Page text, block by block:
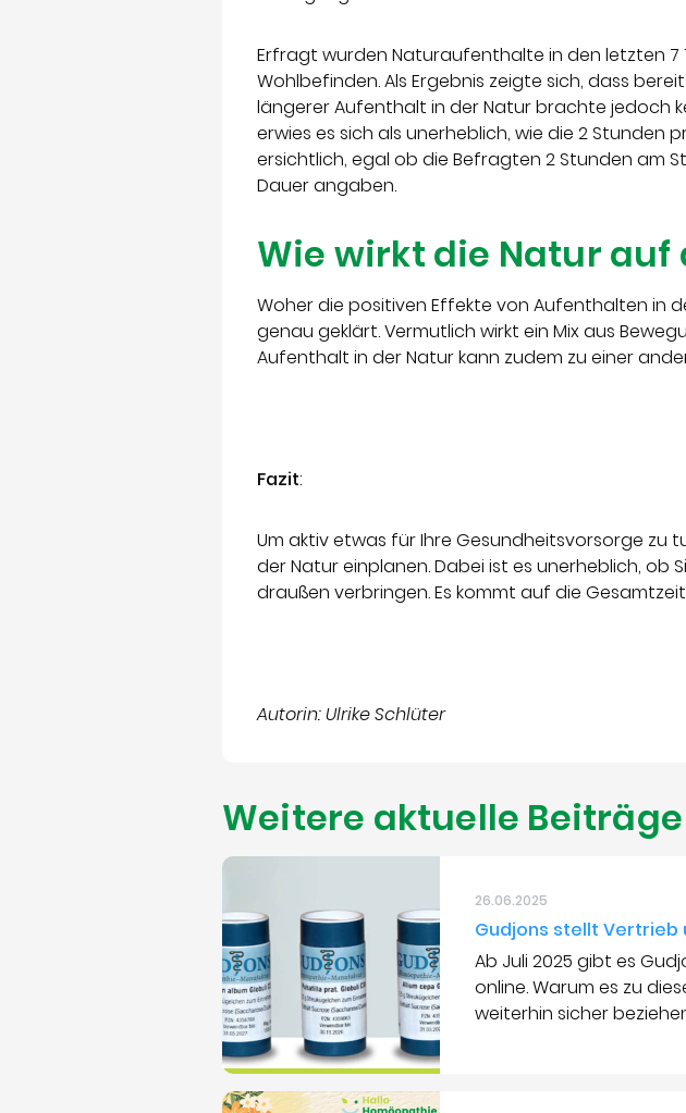
Erfragt wurden Naturaufenthalte in den letzten
Wohlbefinden. Als Ergebnis zeigte sich, dass
längerer Aufenthalt in der Natur brachte jedoch
erwies es sich als unerheblich, wie die 2 Stunden
ersichtlich, egal ob die Befragten 2 Stunden am
Dauer angaben.
Wie wirkt die Natur auf
Woher die positiven Effekte von Aufenthalten in
genau geklärt. Vermutlich wirkt ein Mix aus
Aufenthalt in der Natur kann zudem zu einer
Fazit:
Um aktiv etwas für Ihre Gesundheitsvorsorge zu
der Natur einplanen. Dabei ist es unerheblich, ob
draußen verbringen. Es kommt auf die
Autorin: Ulrike Schlüter
Weitere aktuelle Beiträge
26.06.2025
Gudjons stellt Vertrieb
Ab Juli 2025 gibt es
online. Warum es zu
weiterhin sicher